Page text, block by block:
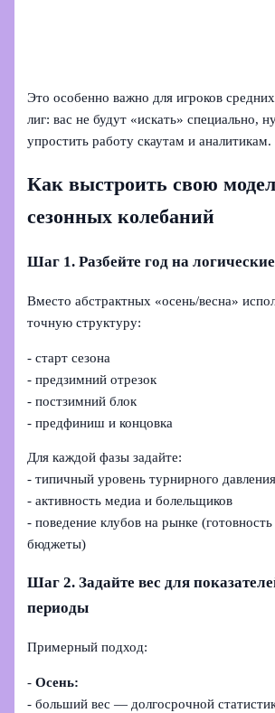
Это особенно важно для игроков
лиг: вас не будут «искать» специально,
упростить работу скаутам и аналитикам.
Как выстроить свою
сезонных колебаний
Шаг 1. Разбейте год на
Вместо абстрактных «осень/весна»
точную структуру:
- старт сезона
- предзимний отрезок
- постзимний блок
- предфиниш и концовка
Для каждой фазы задайте:
- типичный уровень турнирного давления
- активность медиа и болельщиков
- поведение клубов на рынке (готовность
бюджеты)
Шаг 2. Задайте вес для
периоды
Примерный подход:
-Осень:
- больший вес — долгосрочной